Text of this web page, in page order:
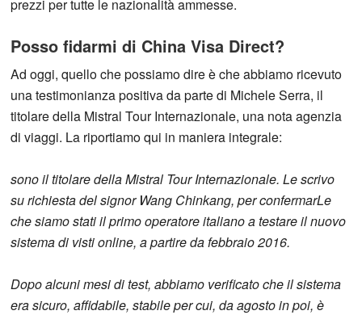
prezzi per tutte le nazionalità ammesse.
Posso fidarmi di China Visa Direct?
Ad oggi, quello che possiamo dire è che abbiamo ricevuto
una testimonianza positiva da parte di Michele Serra, il
titolare della Mistral Tour Internazionale, una nota agenzia
di viaggi. La riportiamo qui in maniera integrale:
sono il titolare della Mistral Tour Internazionale. Le scrivo
su richiesta del signor Wang Chinkang, per confermarLe
che siamo stati il primo operatore italiano a testare il nuovo
sistema di visti online, a partire da febbraio 2016.
Dopo alcuni mesi di test, abbiamo verificato che il sistema
era sicuro, affidabile, stabile per cui, da agosto in poi, è